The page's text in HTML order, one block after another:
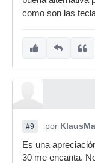
como son las
#9 por
Es una
30 me encanta.